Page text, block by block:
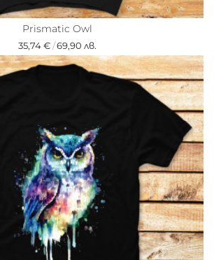
Prismatic Owl
35,74 €/69,90 лв.